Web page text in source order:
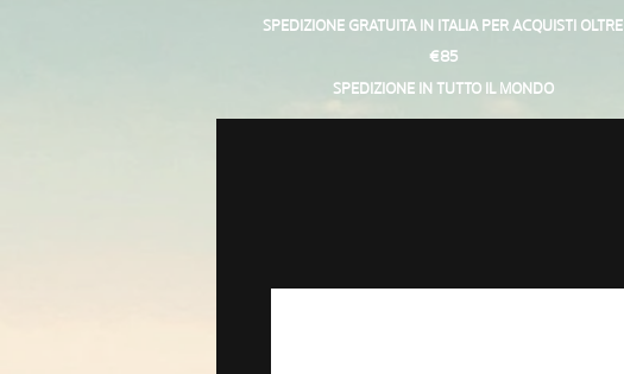
SPEDIZIONE GRATUITA IN ITALIA PER ACQUISTI OLTRE
€85
SPEDIZIONE IN TUTTO IL MONDO